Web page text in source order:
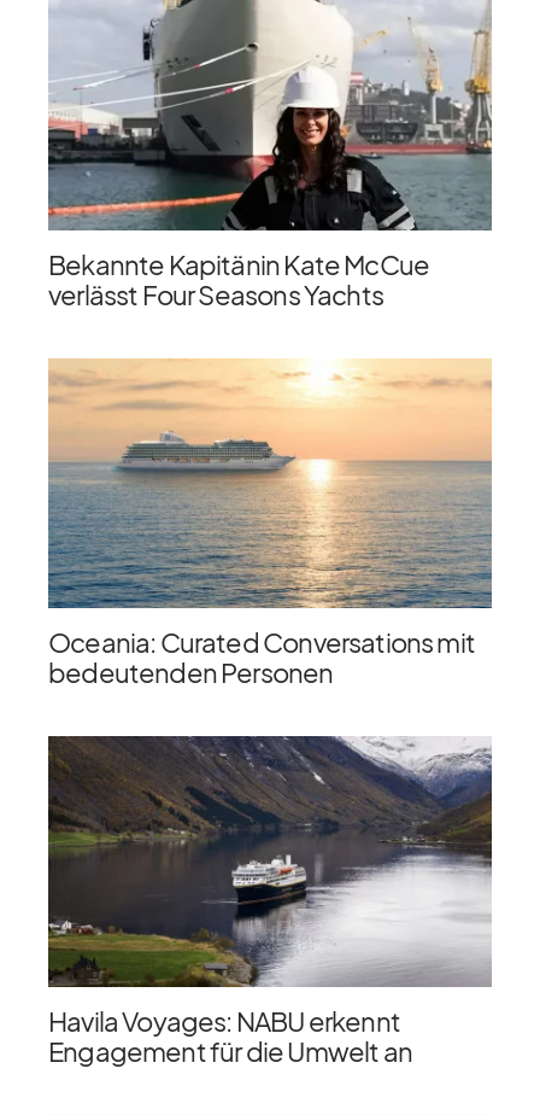
Bekannte Kapitänin Kate McCue
verlässt Four Seasons Yachts
Oceania: Curated Conversations mit
bedeutenden Personen
Havila Voyages: NABU erkennt
Engagement für die Umwelt an